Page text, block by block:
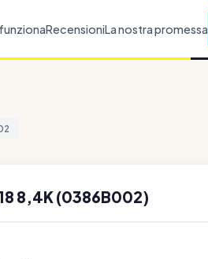
RecensioniLa nostra promessa
8,4K (0386B002)